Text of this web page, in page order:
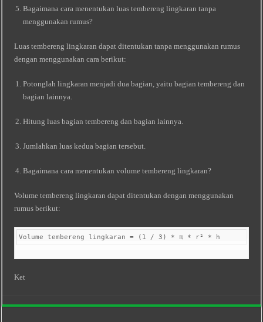
Bagaimana cara menentukan luas tembereng lingkaran tanpa
menggunakan rumus?
Luas tembereng lingkaran dapat ditentukan tanpa menggunakan rumus
dengan menggunakan cara berikut:
Potonglah lingkaran menjadi dua bagian, yaitu bagian tembereng dan
bagian lainnya.
Hitung luas bagian tembereng dan bagian lainnya.
Jumlahkan luas kedua bagian tersebut.
Bagaimana cara menentukan volume tembereng lingkaran?
Volume tembereng lingkaran dapat ditentukan dengan menggunakan
rumus berikut:
Volume tembereng lingkaran = (1 / 3) * π * r² * h
Ket